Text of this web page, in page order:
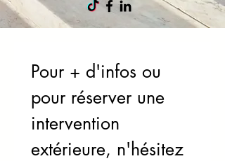
Pour + d'infos ou
pour réserver une
intervention
extérieure, n'hésitez